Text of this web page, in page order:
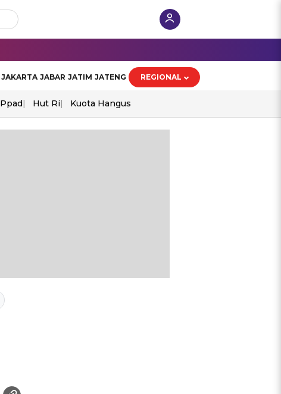
JAKARTA JABAR JATIM JATENG REGIONAL
Ppad Hut Ri Kuota Hangus